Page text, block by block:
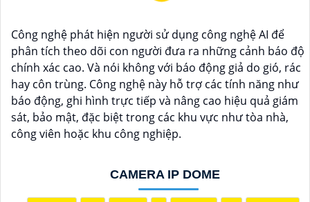
Công nghệ phát hiện người sử dụng công nghệ AI để
phân tích theo dõi con người đưa ra những cảnh báo độ
chính xác cao. Và nói không với báo động giả do gió, rác
hay côn trùng. Công nghệ này hỗ trợ các tính năng như
báo động, ghi hình trực tiếp và nâng cao hiệu quả giám
sát, bảo mật, đặc biệt trong các khu vực như tòa nhà,
công viên hoặc khu công nghiệp.
CAMERA IP DOME